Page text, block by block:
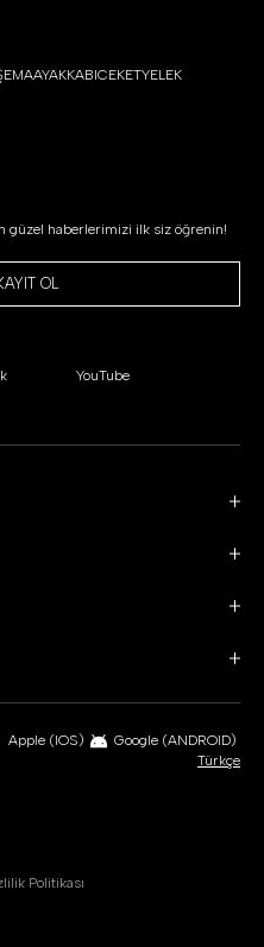
AYAKKABICEKETYELEK
güzel haberlerimizi ilk siz öğrenin!
OL
YouTube
Apple (IOS)
Google (ANDROID)
Türkçe
Politikası